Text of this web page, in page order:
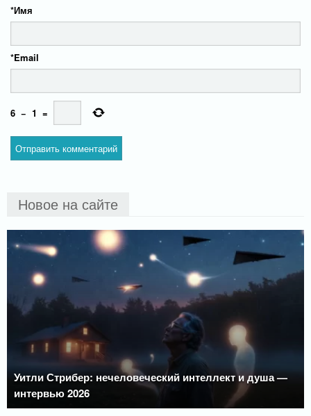
Имя
*
Email
*
6 − 1 =
Новое на сайте
Уитли Стрибер: нечеловеческий интеллект и душа —
интервью 2026